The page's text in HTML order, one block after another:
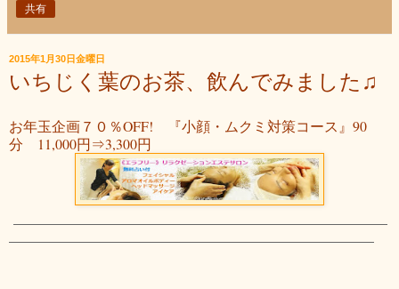
共有
2015年1月30日金曜日
いちじく葉のお茶、飲んでみました♫
お年玉企画７０％OFF! 『小顔・ムクミ対策コース』90
分 11,000円⇒3,300円